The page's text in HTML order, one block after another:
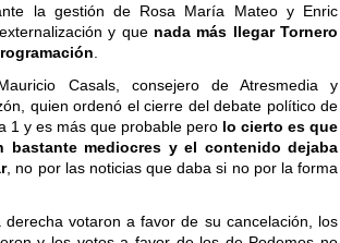
la gestión de Rosa María Mateo y Enric
y que nada más llegar Tornero
Casals, consejero de Atresmedia y
quien ordenó el cierre del debate político de
1 y es más que probable pero lo cierto es que
bastante mediocres y el contenido dejaba
, no por las noticias que daba si no por la forma
derecha votaron a favor de su cancelación, los